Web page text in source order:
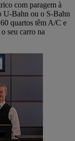
com paragem à
U-Bahn ou o S-Bahn
quartos têm A/C e
seu carro na